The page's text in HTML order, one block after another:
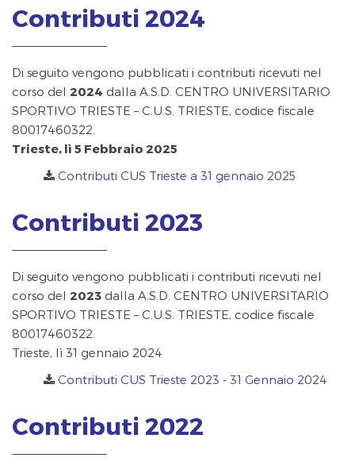
Contributi 2024
Di seguito vengono pubblicati i contributi ricevuti nel
corso del 2024 dalla A.S.D. CENTRO UNIVERSITARIO
SPORTIVO TRIESTE – C.U.S. TRIESTE, codice fiscale
80017460322.
Trieste, lì 5 Febbraio 2025
Contributi CUS Trieste a 31 gennaio 2025
Contributi 2023
Di seguito vengono pubblicati i contributi ricevuti nel
corso del 2023 dalla A.S.D. CENTRO UNIVERSITARIO
SPORTIVO TRIESTE – C.U.S. TRIESTE, codice fiscale
80017460322.
Trieste, lì 31 gennaio 2024
Contributi CUS Trieste 2023 - 31 Gennaio 2024
Contributi 2022